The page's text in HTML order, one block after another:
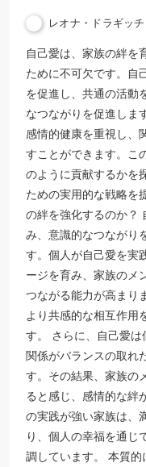
レオナ・ドラギッチ
自己愛は、家族の絆を
ために不可欠です。自
を促進し、共通の活動
なつながりを促進しま
感情的健康を重視し、
すことができます。こ
のように貢献するかを
ための実用的な戦略を
の絆を強化するのか？
み、意識的なつながり
す。個人が自己愛を実
ージを育み、家族のメ
つながる能力が高まり
より共感的な相互作用
す。 さらに、自己愛は
関係がバランスの取れ
す。その結果、家族の
ると感じ、感情的な絆
の実践が強い家族は、
り、個人の幸福を通じ
調しています。 本質